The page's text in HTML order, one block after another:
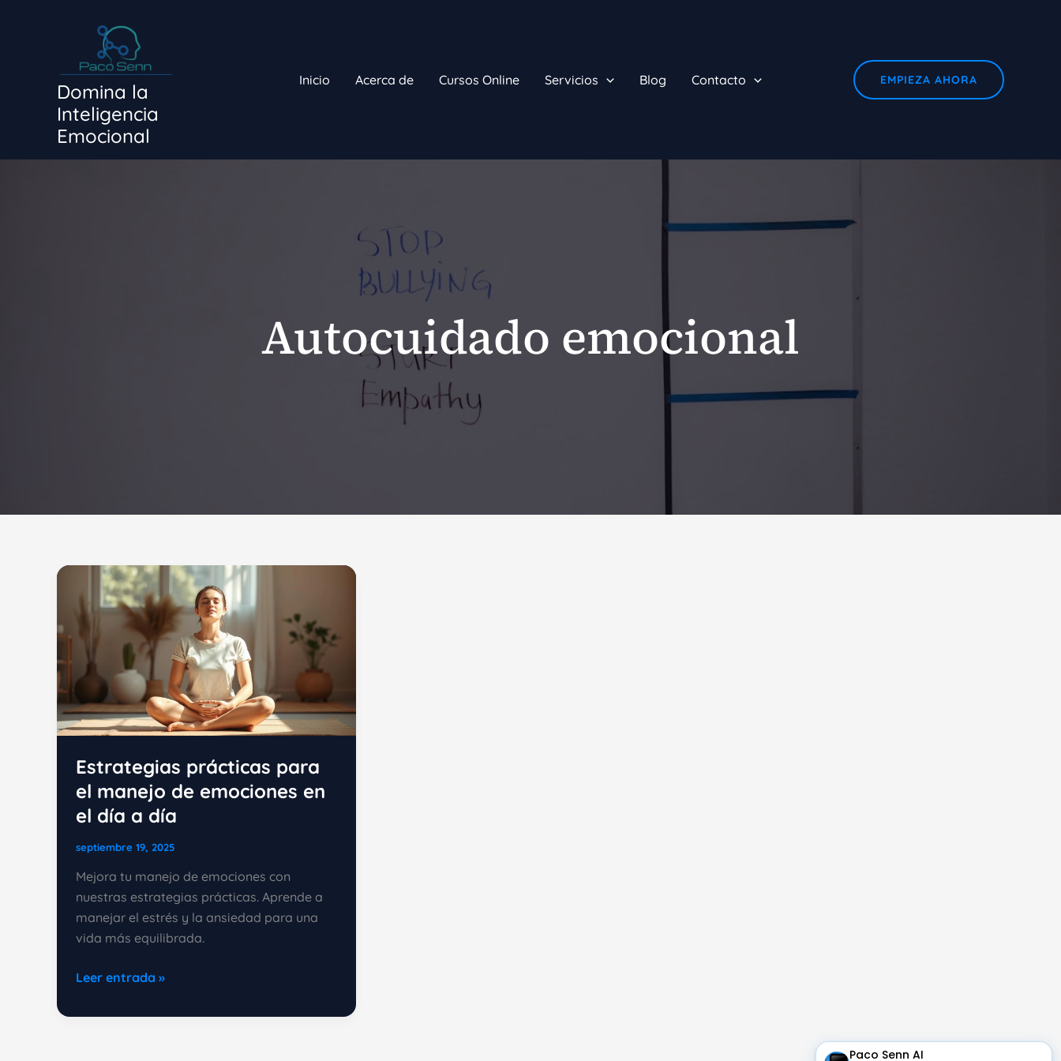
Domina la
Inteligencia
Emocional
Inicio Acerca de Cursos Online Servicios Blog Contacto EMPIEZA AHORA
Autocuidado emocional
Estrategias prácticas para
el manejo de emociones en
el día a día
septiembre 19, 2025
Mejora tu manejo de emociones con
nuestras estrategias prácticas. Aprende a
manejar el estrés y la ansiedad para una
vida más equilibrada.
Estrategias
para
Leer entrada »